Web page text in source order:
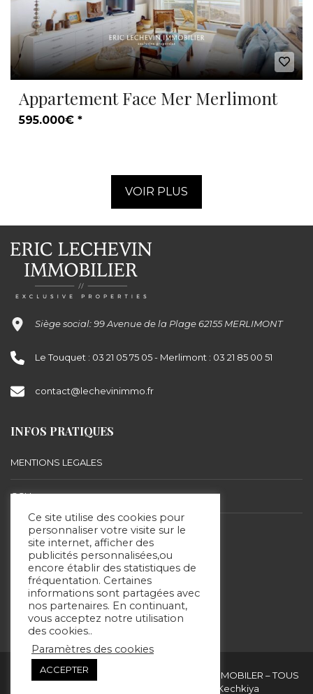
Appartement Face Mer Merlimont
595.000€ *
VOIR PLUS
Siège social: 99 Avenue de la Plage 62155 MERLIMONT
Le Touquet : 03 21 05 75 05 - Merlimont : 03 21 85 00 51
contact@lechevinimmo.fr
INFOS PRATIQUES
MENTIONS LEGALES
CGU
BARÈME D’HONORAIRES
SUIVEZ-NOUS
Copyright & copies. 2020 © ERIC LECHEVIN IMMOBILER – TOUS
DROITS RÉSERVÉS - Site réalisé par Kechkiya
Ce site utilise des cookies pour
personnaliser votre visite sur le
site internet, afficher des
publicités personnalisées,ou
encore établir des statistiques de
fréquentation. Certaines
informations sont partagées avec
nos partenaires. En continuant,
vous acceptez notre utilisation
des cookies..
Paramètres des cookies
ACCEPTER